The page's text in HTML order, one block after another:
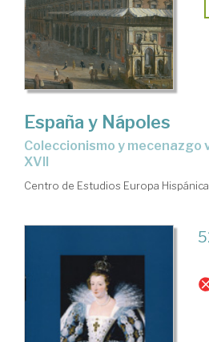
España y Nápoles
coleccionismo y mecenazgo virreinales en el siglo
XVII
Centro de Estudios Europa